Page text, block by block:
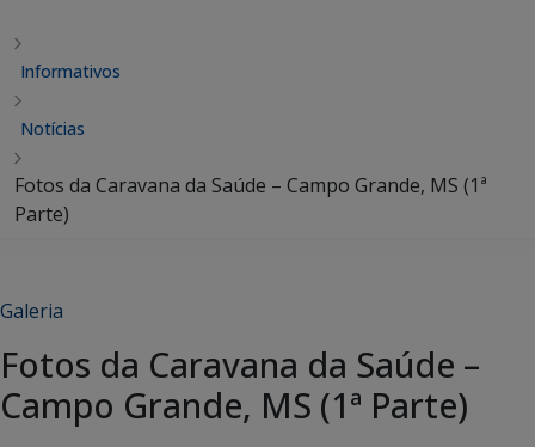
Informativos
Notícias
Fotos da Caravana da Saúde – Campo Grande, MS (1ª
Parte)
Galeria
Fotos da Caravana da Saúde –
Campo Grande, MS (1ª Parte)